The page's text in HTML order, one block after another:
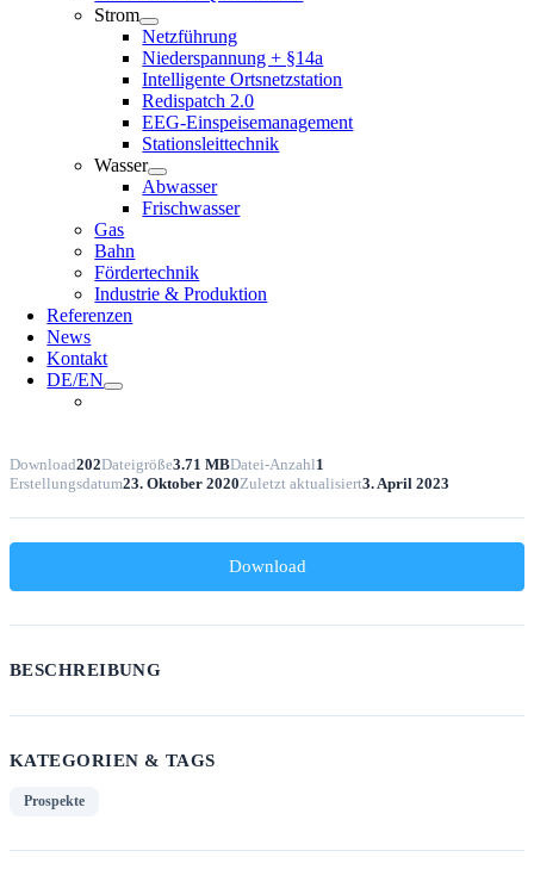
Strom
Netzführung
Niederspannung + §14a
Intelligente Ortsnetzstation
Redispatch 2.0
EEG-Einspeisemanagement
Stationsleittechnik
Wasser
Abwasser
Frischwasser
Gas
Bahn
Fördertechnik
Industrie & Produktion
Referenzen
News
Kontakt
DE/EN
Download202Dateigröße3.71 MBDatei-Anzahl1
Erstellungsdatum23. Oktober 2020Zuletzt aktualisiert3. April 2023
Download
BESCHREIBUNG
KATEGORIEN & TAGS
Prospekte